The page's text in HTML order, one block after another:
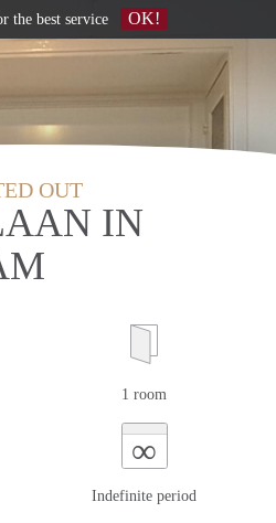
OUT
IN
1 room
∞
Indefinite period
the best service OK!